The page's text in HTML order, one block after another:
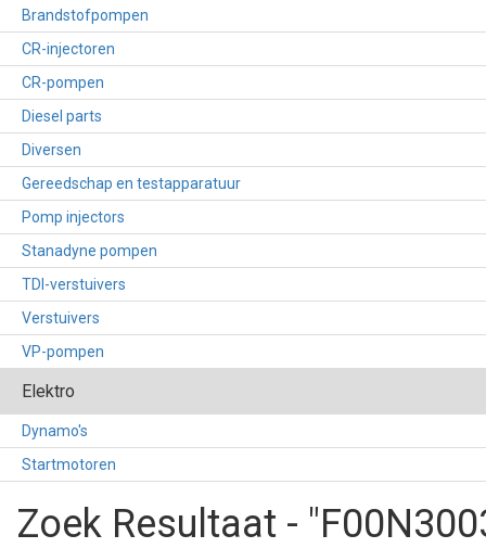
Brandstofpompen
CR-injectoren
CR-pompen
Diesel parts
Diversen
Gereedschap en testapparatuur
Pomp injectors
Stanadyne pompen
TDI-verstuivers
Verstuivers
VP-pompen
Elektro
Dynamo's
Startmotoren
Zoek Resultaat -